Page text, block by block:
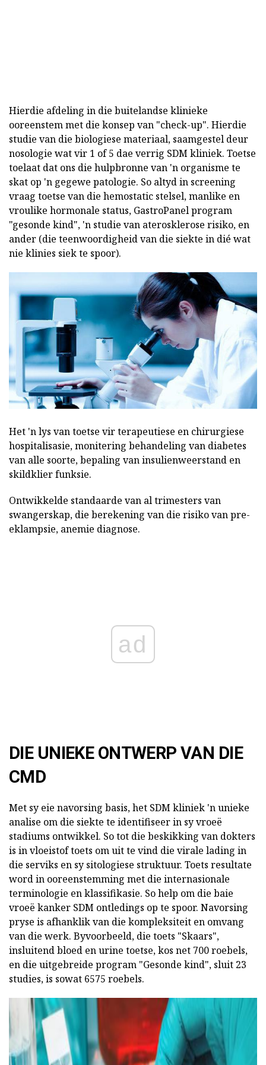
Hierdie afdeling in die buitelandse klinieke
ooreenstem met die konsep van "check-up". Hierdie
studie van die biologiese materiaal, saamgestel deur
nosologie wat vir 1 of 5 dae verrig SDM kliniek. Toetse
toelaat dat ons die hulpbronne van 'n organisme te
skat op 'n gegewe patologie. So altyd in screening
vraag toetse van die hemostatic stelsel, manlike en
vroulike hormonale status, GastroPanel program
"gesonde kind", 'n studie van aterosklerose risiko, en
ander (die teenwoordigheid van die siekte in dié wat
nie klinies siek te spoor).
Het 'n lys van toetse vir terapeutiese en chirurgiese
hospitalisasie, monitering behandeling van diabetes
van alle soorte, bepaling van insulienweerstand en
skildklier funksie.
Ontwikkelde standaarde van al trimesters van
swangerskap, die berekening van die risiko van pre-
eklampsie, anemie diagnose.
ad
DIE UNIEKE ONTWERP VAN DIE
CMD
Met sy eie navorsing basis, het SDM kliniek 'n unieke
analise om die siekte te identifiseer in sy vroeë
stadiums ontwikkel. So tot die beskikking van dokters
is in vloeistof toets om uit te vind die virale lading in
die serviks en sy sitologiese struktuur. Toets resultate
word in ooreenstemming met die internasionale
terminologie en klassifikasie. So help om die baie
vroeë kanker SDM ontledings op te spoor. Navorsing
pryse is afhanklik van die kompleksiteit en omvang
van die werk. Byvoorbeeld, die toets "Skaars",
insluitend bloed en urine toetse, kos net 700 roebels,
en die uitgebreide program "Gesonde kind", sluit 23
studies, is sowat 6575 roebels.